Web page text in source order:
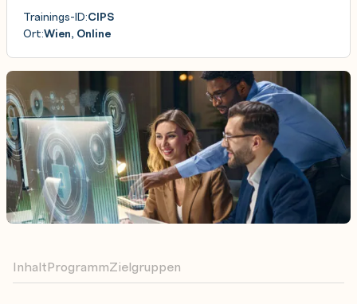
InhaltProgrammZielgruppen
Trainings-ID:CIPS
Ort:Wien, Online